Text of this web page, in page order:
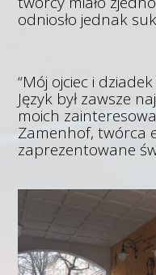
odniosło jednak
“Mój ojciec i
Język był zawsze
moich
Zamenhof, twórca
zaprezentowane